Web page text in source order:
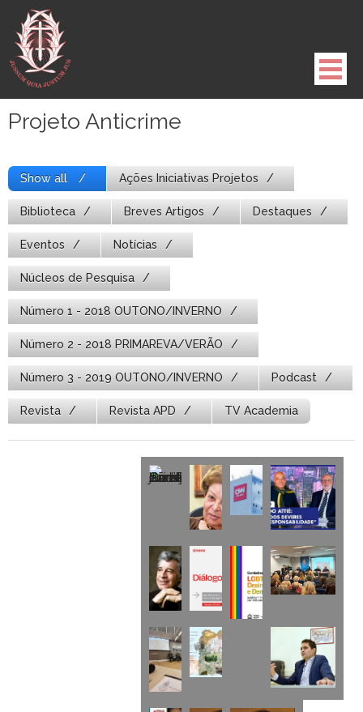
para
conteúdo
Projeto Anticrime
Show all Ações Iniciativas Projetos
Biblioteca Breves Artigos Destaques
Eventos Notícias
Núcleos de Pesquisa
Número 1 - 2018 OUTONO/INVERNO
Número 2 - 2018 PRIMAREVA/VERÃO
Número 3 - 2019 OUTONO/INVERNO Podcast
Revista Revista APD TV Academia